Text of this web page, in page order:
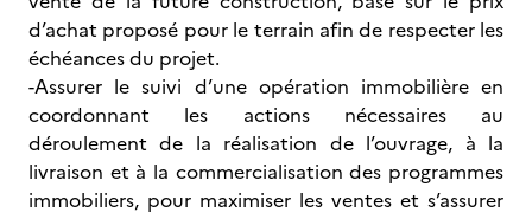
d’achat proposé pour le terrain afin de respecter les
échéances du projet.
-Assurer le suivi d’une opération immobilière en
coordonnant les actions nécessaires au
déroulement de la réalisation de l’ouvrage, à la
livraison et à la commercialisation des programmes
immobiliers, pour maximiser les ventes et s’assurer